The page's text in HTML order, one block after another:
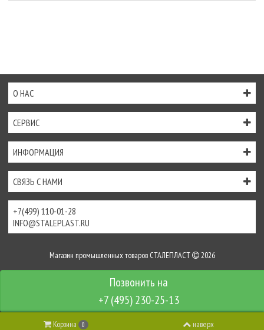
+7 (495) 230-25-13
О НАС
СЕРВИС
ИНФОРМАЦИЯ
СВЯЗЬ С НАМИ
+7(499) 110-01-28
INFO@STALEPLAST.RU
Магазин промышленных товаров СТАЛЕПЛАСТ 2026
Интернет-магазин создан наInSales
Корзина 0 наверх